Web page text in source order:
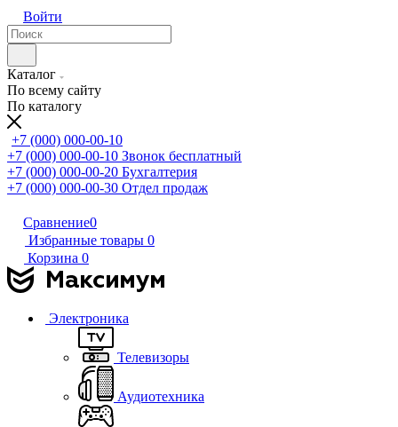
Войти
Каталог
По всему сайту
По каталогу
+7 (000) 000-00-10
+7 (000) 000-00-10 Звонок бесплатный
+7 (000) 000-00-20 Бухгалтерия
+7 (000) 000-00-30 Отдел продаж
Сравнение0
Избранные товары 0
Корзина 0
Электроника
Телевизоры
Аудиотехника